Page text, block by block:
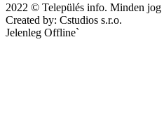
2022 © Település info. Minden jog
Created by: Cstudios s.r.o.
Jelenleg Offline`